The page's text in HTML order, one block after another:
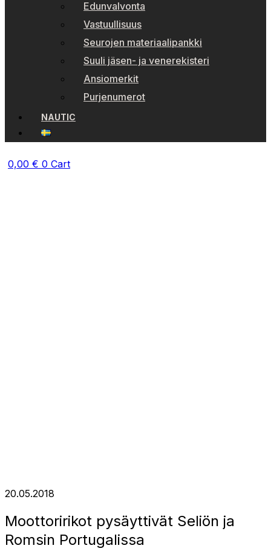
Edunvalvonta
Vastuullisuus
Seurojen materiaalipankki
Suuli jäsen- ja venerekisteri
Ansiomerkit
Purjenumerot
NAUTIC
0,00 € 0 Cart
20.05.2018
Moottoririkot pysäyttivät Seliön ja
Romsin Portugalissa